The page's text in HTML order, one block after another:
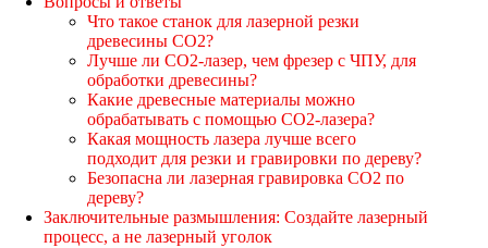
Что такое станок для лазерной резки
древесины CO2?
Лучше ли CO2-лазер, чем фрезер с ЧПУ, для
обработки древесины?
Какие древесные материалы можно
обрабатывать с помощью CO2-лазера?
Какая мощность лазера лучше всего
подходит для резки и гравировки по дереву?
Безопасна ли лазерная гравировка CO2 по
дереву?
Заключительные размышления: Создайте лазерный
процесс, а не лазерный уголок